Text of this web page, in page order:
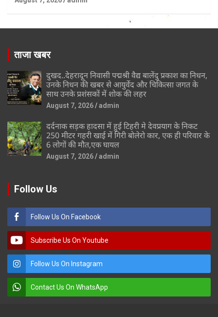
ताजा खबर
दुखद..देहरादून निवासी पद्मश्री वैद्य बालेंदु प्रकाश का निधन,
उनके निधन की खबर से आयुर्वेद और चिकित्सा जगत के
साथ उनके प्रशंसकों में शोक की लहर
August 7, 2026 admin
दर्दनाक सड़क हादसा में हुई टिहरी मे देवप्रयाग के निकट
250 मीटर गहरी खाई में गिरी बोलेरो कार, एक ही परिवार के
6 लोगों की मौत,एक घायल
August 7, 2026 admin
Follow Us
Follow Us On Facebook
Subscribe Us On Youtube
Follow Us On Instagram
Contact Us On WhatsApp